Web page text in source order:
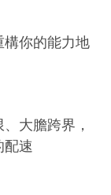
你的能力地
大膽跨界，
速